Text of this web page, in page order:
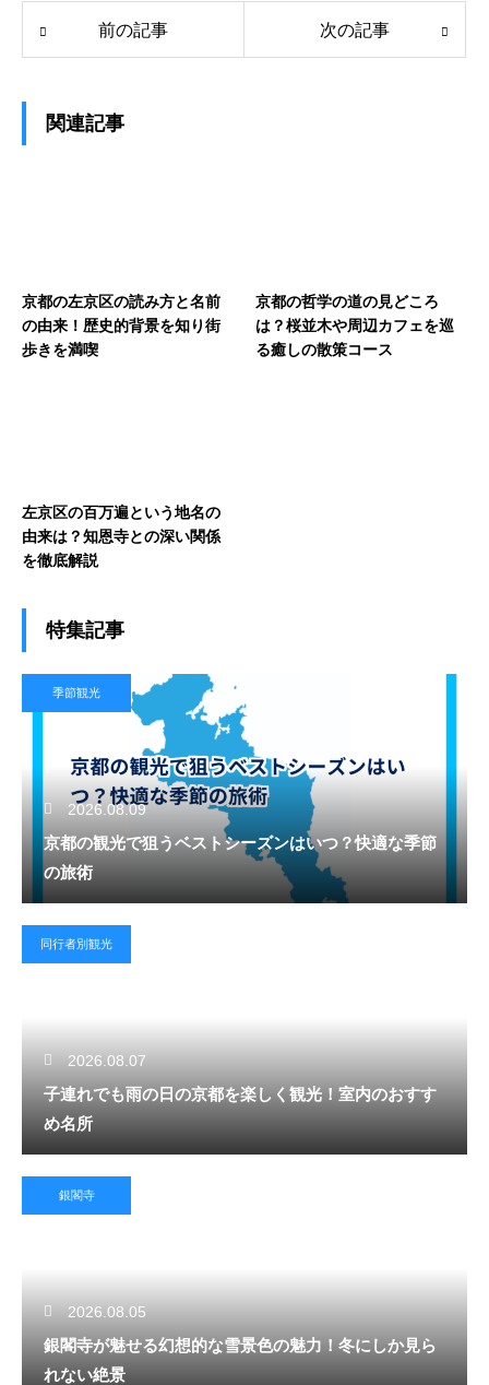
前の記事 次の記事
関連記事
京都の左京区の読み方と名前
の由来！歴史的背景を知り街
歩きを満喫
京都の哲学の道の見どころ
は？桜並木や周辺カフェを巡
る癒しの散策コース
左京区の百万遍という地名の
由来は？知恩寺との深い関係
を徹底解説
特集記事
季節観光
2026.08.09
京都の観光で狙うベストシーズンはいつ？快適な季節
の旅術
同行者別観光
2026.08.07
子連れでも雨の日の京都を楽しく観光！室内のおすす
め名所
銀閣寺
2026.08.05
銀閣寺が魅せる幻想的な雪景色の魅力！冬にしか見ら
れない絶景